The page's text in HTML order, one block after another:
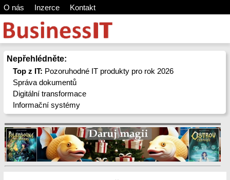
O nás Inzerce Kontakt
Nepřehlédněte:
Top z IT: Pozoruhodné IT produkty pro rok 2026
Správa dokumentů
Digitální transformace
Informační systémy